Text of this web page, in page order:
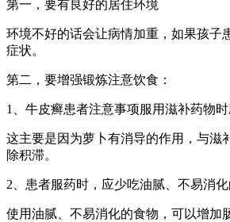
第一，要有良好的居住环境
环境不好的话会让病情加重，如果孩子
症状。
第二，要增强锻炼注意饮食：
1、牛皮癣患者注意事项服用滋补药物
这主要是因为萝卜有消导的作用，与滋
除积滞。
2、患者服药时，应少吃油腻、不易消
使用油腻、不易消化的食物，可以增加